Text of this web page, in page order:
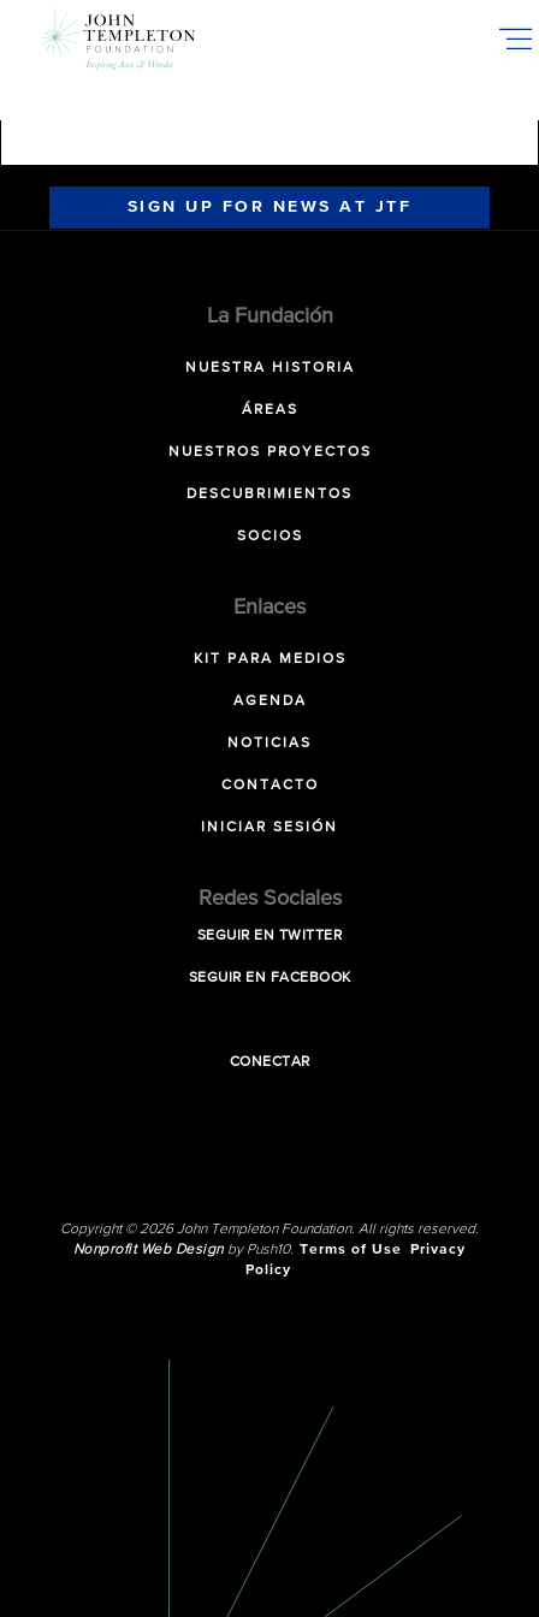
SIGN UP FOR NEWS AT JTF
La Fundación
NUESTRA HISTORIA
ÁREAS
NUESTROS PROYECTOS
DESCUBRIMIENTOS
SOCIOS
Enlaces
KIT PARA MEDIOS
AGENDA
NOTICIAS
CONTACTO
INICIAR SESIÓN
Redes Sociales
SEGUIR EN TWITTER
SEGUIR EN FACEBOOK
CONECTAR
Copyright © 2026 John Templeton Foundation. All rights reserved.
Nonprofit Web Designby Push10. Terms of Use
Privacy
Policy